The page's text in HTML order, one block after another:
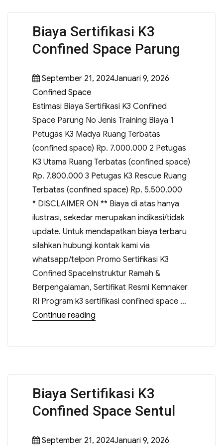
Biaya Sertifikasi K3
Confined Space Parung
September 21, 2024Januari 9, 2026
Confined Space
Estimasi Biaya Sertifikasi K3 Confined
Space Parung No Jenis Training Biaya 1
Petugas K3 Madya Ruang Terbatas
(confined space) Rp. 7.000.000 2 Petugas
K3 Utama Ruang Terbatas (confined space)
Rp. 7.800.000 3 Petugas K3 Rescue Ruang
Terbatas (confined space) Rp. 5.500.000
* DISCLAIMER ON ** Biaya di atas hanya
ilustrasi, sekedar merupakan indikasi/tidak
update. Untuk mendapatkan biaya terbaru
silahkan hubungi kontak kami via
whatsapp/telpon Promo Sertifikasi K3
Confined SpaceInstruktur Ramah &
Berpengalaman, Sertifikat Resmi Kemnaker
RI Program k3 sertifikasi confined space …
Continue reading
Biaya Sertifikasi K3
Confined Space Sentul
September 21, 2024Januari 9, 2026